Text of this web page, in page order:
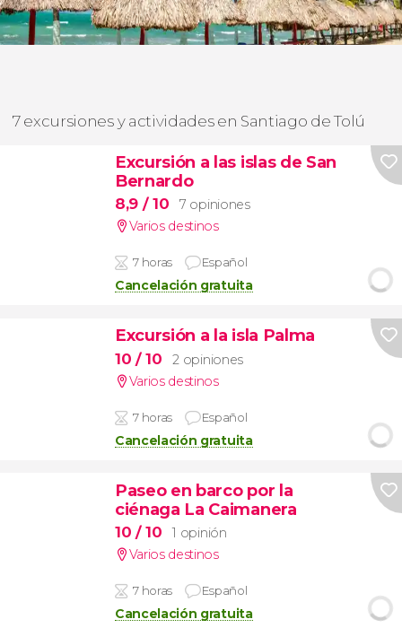
7 excursiones y actividades en Santiago de Tolú
Excursión a las islas de San
Bernardo
8,9 / 10
7 opiniones
Varios destinos
7 horas Español
Cancelación gratuita
Excursión a la isla Palma
10 / 10
2 opiniones
Varios destinos
7 horas Español
Cancelación gratuita
Paseo en barco por la
ciénaga La Caimanera
10 / 10
1 opinión
Varios destinos
7 horas Español
Cancelación gratuita